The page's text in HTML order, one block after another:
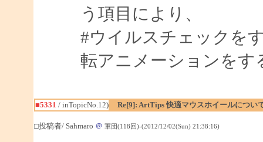
う項目により、
#ウイルスチェックを
転アニメーションをす
■5331 / inTopicNo.12) Re[9]: ArtTips 快適マウスホイールについ
□投稿者/ Sahmaro ＠ 軍団(118回)-(2012/12/02(Sun) 21:38:16)